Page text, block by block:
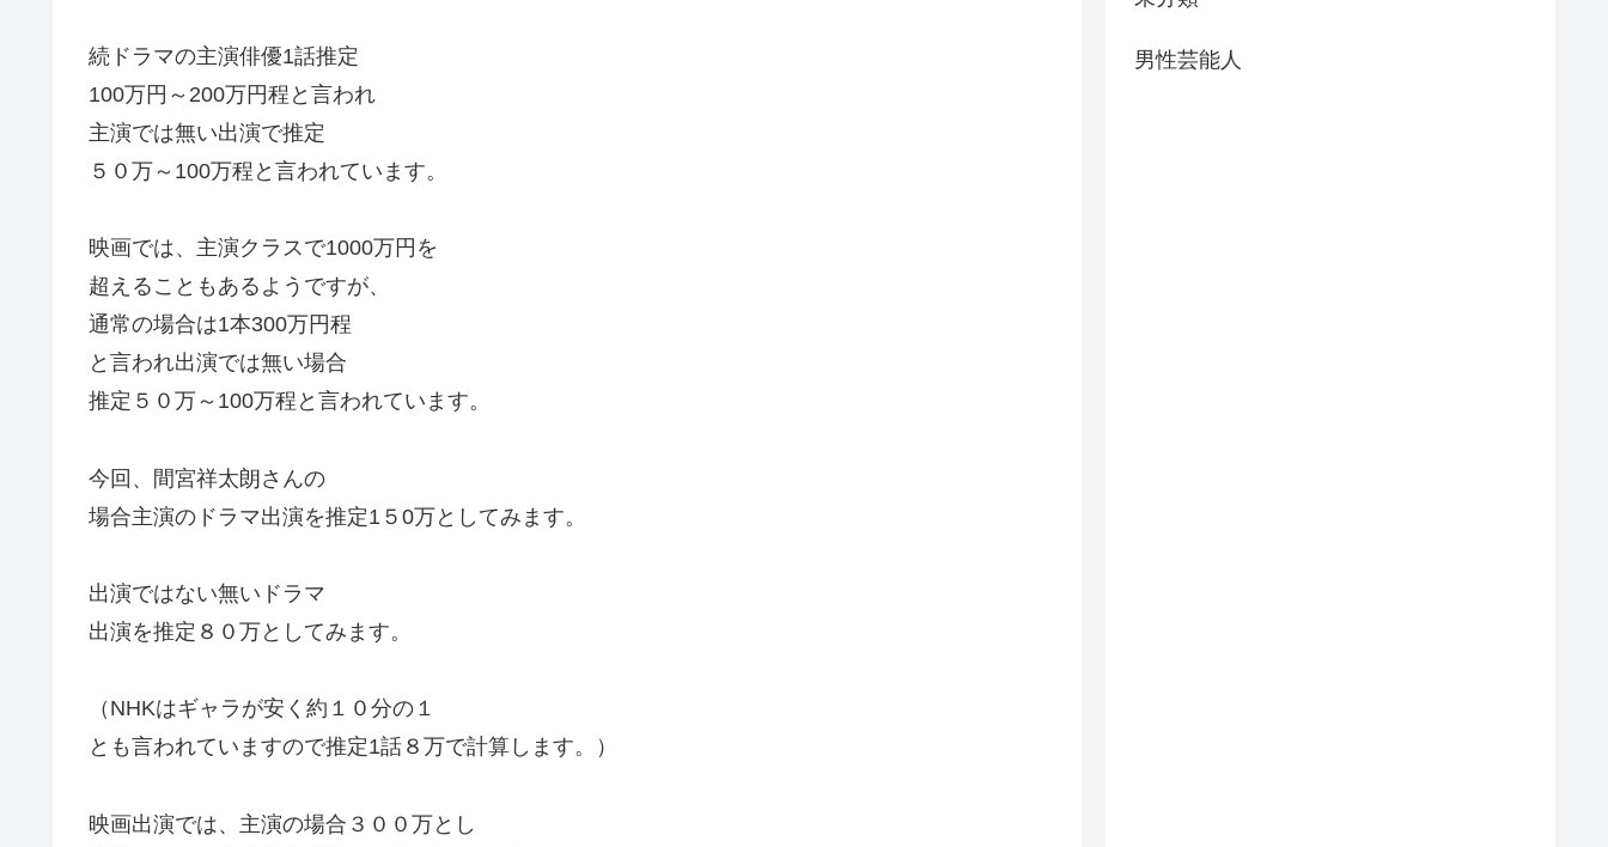
続ドラマの主演俳優1話推定
100万円～200万円程と言われ
主演では無い出演で推定
５０万～100万程と言われています。
映画では、主演クラスで1000万円を
超えることもあるようですが、
通常の場合は1本300万円程
と言われ出演では無い場合
推定５０万～100万程と言われています。
今回、間宮祥太朗さんの
場合主演のドラマ出演を推定1５0万としてみます。
出演ではない無いドラマ
出演を推定８０万としてみます。
（NHKはギャラが安く約１０分の１
とも言われていますので推定1話８万で計算します。）
映画出演では、主演の場合３００万とし
男性芸能人